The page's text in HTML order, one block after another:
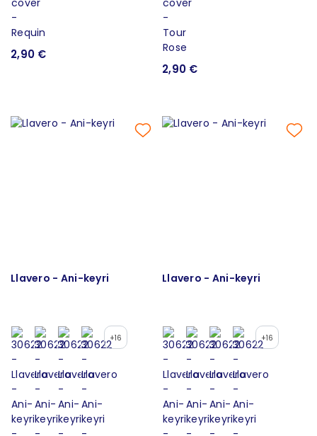
2,90 €
2,90 €
Llavero - Ani-keyri
+16
Llavero - Ani-keyri
+16